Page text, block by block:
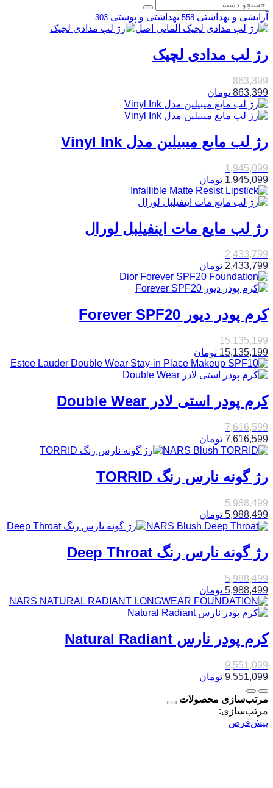
آرایشی و بهداشتی 558 بهداشتی و پوستی 303
رژ لب مدادی لچیک
863,399
863,399 تومان
رژ لب مایع میبیلین مدل Vinyl Ink
1,945,099
1,945,099 تومان
رژ لب مایع مات اینفیلبل لورال
2,433,799
2,433,799 تومان
کرم پودر دیور Forever SPF20
15,135,199
15,135,199 تومان
کرم پودر استی لادر Double Wear
7,616,599
7,616,599 تومان
رژ گونه نارس رنگ TORRID
5,988,499
5,988,499 تومان
رژ گونه نارس رنگ Deep Throat
5,988,499
5,988,499 تومان
کرم پودر نارس Natural Radiant
9,551,099
9,551,099 تومان
مرتب‌سازی محصولات
مرتب‌سازی:
پیش‌فرض